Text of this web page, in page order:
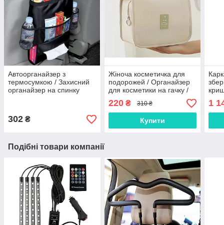
Автоорганайзер з
термосумкою / Захисний
органайзер на спинку
302 ₴
Жіноча косметичка для
подорожей / Органайзер
для косметики на гачку /
Сумка органайзер
220₴ 310 ₴
Купити
1
Подібні товари компанії